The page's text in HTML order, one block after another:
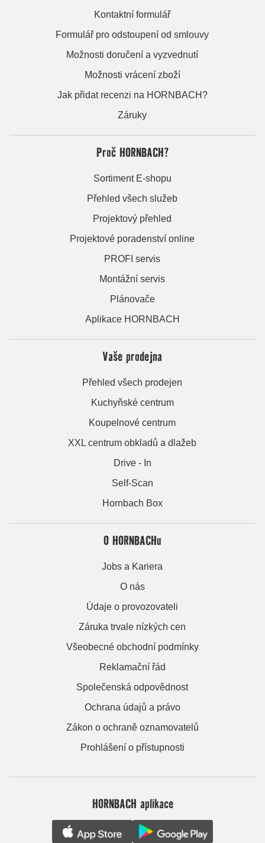
Kontaktní formulář
Formulář pro odstoupení od smlouvy
Možnosti doručení a vyzvednutí
Možnosti vrácení zboží
Jak přidat recenzi na HORNBACH?
Záruky
Proč HORNBACH?
Sortiment E-shopu
Přehled všech služeb
Projektový přehled
Projektové poradenství online
PROFI servis
Montážní servis
Plánovače
Aplikace HORNBACH
Vaše prodejna
Přehled všech prodejen
Kuchyňské centrum
Koupelnové centrum
XXL centrum obkladů a dlažeb
Drive - In
Self-Scan
Hornbach Box
O HORNBACHu
Jobs a Kariera
O nás
Údaje o provozovateli
Záruka trvale nízkých cen
Všeobecné obchodní podmínky
Reklamační řád
Společenská odpovědnost
Ochrana údajů a právo
Zákon o ochraně oznamovatelů
Prohlášení o přístupnosti
HORNBACH aplikace